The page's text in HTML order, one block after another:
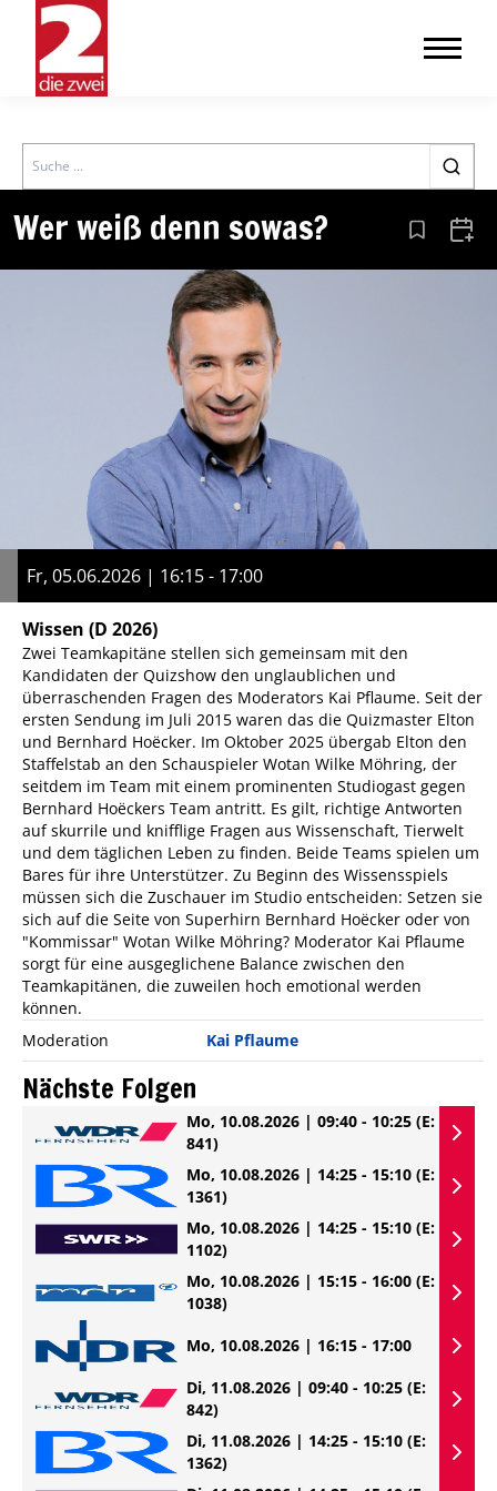
Search
Wer weiß denn sowas? Aus den
Fr, 05.06.2026 | 16:15 - 17:00
Wissen (D 2026)
Zwei Teamkapitäne stellen sich gemeinsam mit den
Kandidaten der Quizshow den unglaublichen und
überraschenden Fragen des Moderators Kai Pflaume. Seit der
ersten Sendung im Juli 2015 waren das die Quizmaster Elton
und Bernhard Hoëcker. Im Oktober 2025 übergab Elton den
Staffelstab an den Schauspieler Wotan Wilke Möhring, der
seitdem im Team mit einem prominenten Studiogast gegen
Bernhard Hoëckers Team antritt. Es gilt, richtige Antworten
auf skurrile und knifflige Fragen aus Wissenschaft, Tierwelt
und dem täglichen Leben zu finden. Beide Teams spielen um
Bares für ihre Unterstützer. Zu Beginn des Wissensspiels
müssen sich die Zuschauer im Studio entscheiden: Setzen sie
sich auf die Seite von Superhirn Bernhard Hoëcker oder von
"Kommissar" Wotan Wilke Möhring? Moderator Kai Pflaume
sorgt für eine ausgeglichene Balance zwischen den
Teamkapitänen, die zuweilen hoch emotional werden
können.
Moderation
Kai Pflaume
Nächste Folgen
Mo, 10.08.2026 | 09:40 - 10:25 (E:
841)
Mo, 10.08.2026 | 14:25 - 15:10 (E:
1361)
Mo, 10.08.2026 | 14:25 - 15:10 (E:
1102)
Mo, 10.08.2026 | 15:15 - 16:00 (E:
1038)
Mo, 10.08.2026 | 16:15 - 17:00
Di, 11.08.2026 | 09:40 - 10:25 (E:
842)
Di, 11.08.2026 | 14:25 - 15:10 (E:
1362)